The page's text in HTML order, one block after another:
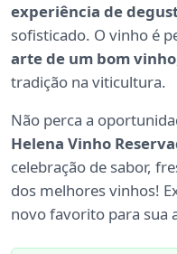
experiência de
sofisticado. O vinho é
arte de um bom vinho
tradição na viticultura.
Não perca a
Helena Vinho
celebração de sabor,
dos melhores vinhos!
novo favorito para sua